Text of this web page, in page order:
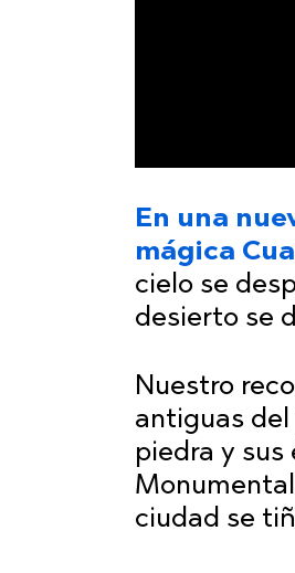
En una
mágica
cielo se
desierto se
Nuestro
antiguas
piedra y sus
ciudad se